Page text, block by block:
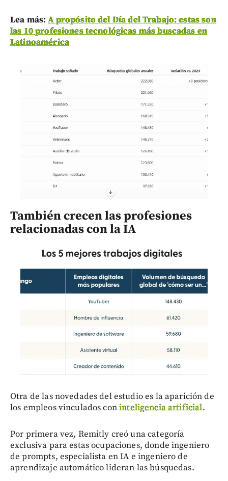
Lea más: A propósito del Día del Trabajo: estas son
las 10 profesiones tecnológicas más buscadas en
Latinoamérica
También crecen las profesiones
relacionadas con la IA
Otra de las novedades del estudio es la aparición de
los empleos vinculados coninteligencia artificial.
Por primera vez, Remitly creó una categoría
exclusiva para estas ocupaciones, donde ingeniero
de prompts, especialista en IA e ingeniero de
aprendizaje automático lideran las búsquedas.